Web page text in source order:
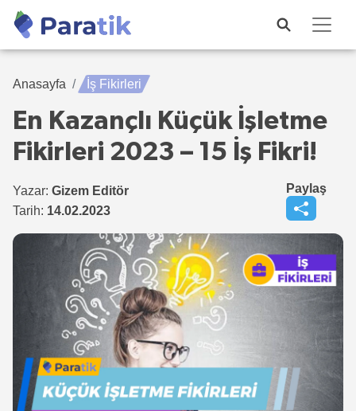
Anasayfa İş Fikirleri
En Kazançlı Küçük İşletme
Fikirleri 2023 – 15 İş Fikri!
Yazar: Gizem Editör
Tarih: 14.02.2023
Paylaş